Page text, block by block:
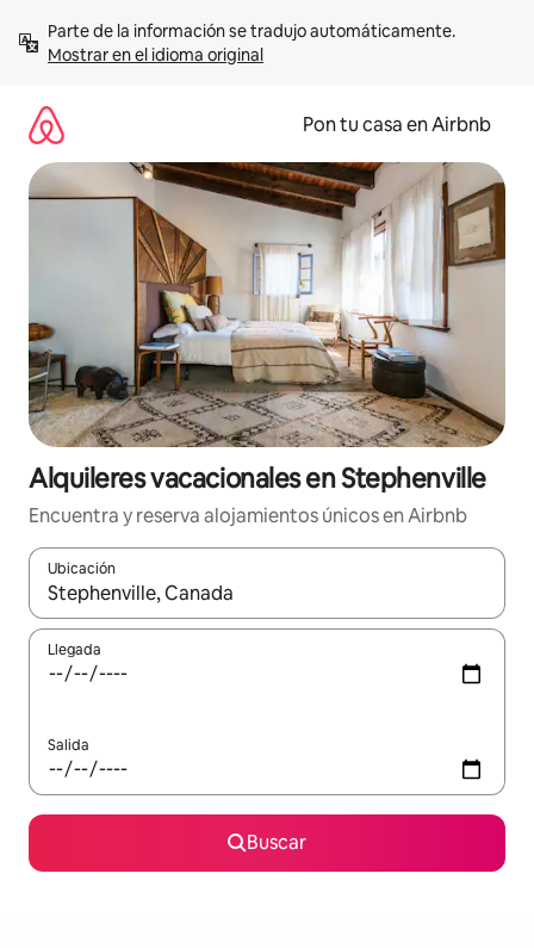
contenidoMostrar en el idioma original
Pon tu casa en Airbnb
Alquileres vacacionales en Stephenville
Encuentra y reserva alojamientos únicos en Airbnb
Ubicación
Cuando los resultados estén disponibles, navega con las
Llegada
Salida
Buscar